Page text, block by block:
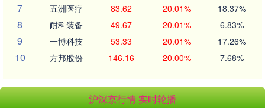
7 五洲医疗 83.62 20.01% 18.37%
8 耐科装备 49.67 20.01% 6.83%
9 一博科技 53.33 20.01% 17.26%
10 方邦股份 146.16 20.00% 7.68%
沪深京行情 实时轮播